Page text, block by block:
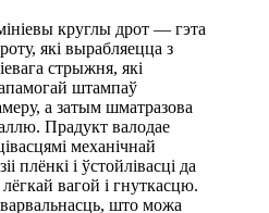
круглы дрот — гэта
які вырабляецца з
стрыжня, ​​які
штампаў
а затым шматразова
Прадукт валодае
механічнай
плёнкі і ўстойлівасці да
лёгкай вагой і гнуткасцю.
што можа